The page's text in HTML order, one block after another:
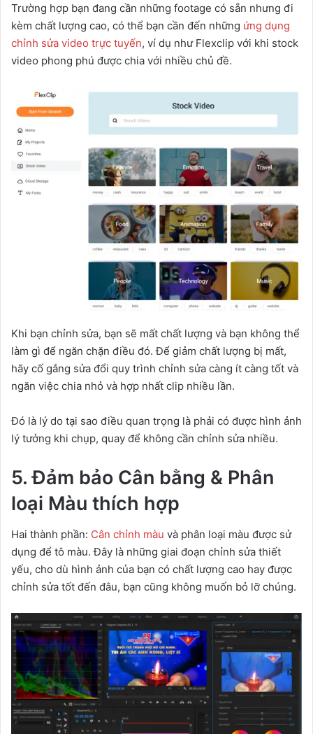
Trường hợp bạn đang cần những footage có sẵn nhưng đi
kèm chất lượng cao, có thể bạn cần đến những ứng dụng
chỉnh sửa video trực tuyến, ví dụ như Flexclip với khi stock
video phong phú được chia với nhiều chủ đề.
Khi bạn chỉnh sửa, bạn sẽ mất chất lượng và bạn không thể
làm gì để ngăn chặn điều đó. Để giảm chất lượng bị mất,
hãy cố gắng sửa đổi quy trình chỉnh sửa càng ít càng tốt và
ngăn việc chia nhỏ và hợp nhất clip nhiều lần.
Đó là lý do tại sao điều quan trọng là phải có được hình ảnh
lý tưởng khi chụp, quay để không cần chỉnh sửa nhiều.
5. Đảm bảo Cân bằng & Phân
loại Màu thích hợp
Hai thành phần: Cân chỉnh màu và phân loại màu được sử
dụng để tô màu. Đây là những giai đoạn chỉnh sửa thiết
yếu, cho dù hình ảnh của bạn có chất lượng cao hay được
chỉnh sửa tốt đến đâu, bạn cũng không muốn bỏ lỡ chúng.